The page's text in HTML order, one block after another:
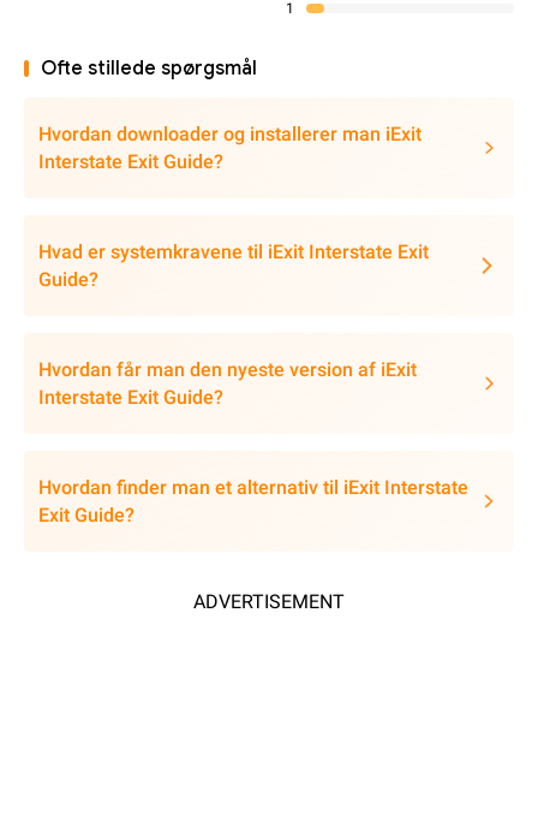
1
Ofte stillede spørgsmål
Hvordan downloader og installerer man iExit
Interstate Exit Guide?
Hvad er systemkravene til iExit Interstate Exit
Guide?
Hvordan får man den nyeste version af iExit
Interstate Exit Guide?
Hvordan finder man et alternativ til iExit Interstate
Exit Guide?
ADVERTISEMENT